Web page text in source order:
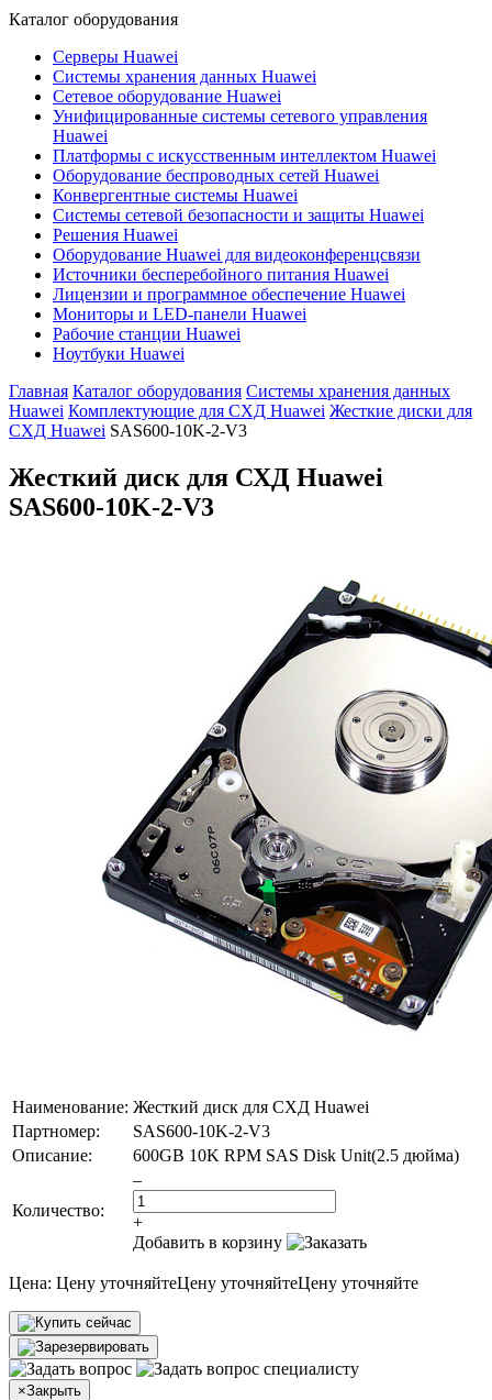
Каталог оборудования
Серверы Huawei
Системы хранения данных Huawei
Сетевое оборудование Huawei
Унифицированные системы сетевого управления
Huawei
Платформы с искусственным интеллектом Huawei
Оборудование беспроводных сетей Huawei
Конвергентные системы Huawei
Системы сетевой безопасности и защиты Huawei
Решения Huawei
Оборудование Huawei для видеоконференцсвязи
Источники бесперебойного питания Huawei
Лицензии и программное обеспечение Huawei
Мониторы и LED-панели Huawei
Рабочие станции Huawei
Ноутбуки Huawei
Главная Каталог оборудования Системы хранения данных
Huawei Комплектующие для СХД Huawei Жесткие диски для
СХД Huawei SAS600-10K-2-V3
Жесткий диск для СХД Huawei
SAS600-10K-2-V3
Наименование: Жесткий диск для СХД Huawei
Партномер:
SAS600-10K-2-V3
Описание:
600GB 10K RPM SAS Disk Unit(2.5 дюйма)
Количество:
–
+
Добавить в корзину
Цена: Цену уточняйтеЦену уточняйтеЦену уточняйте
×Закрыть